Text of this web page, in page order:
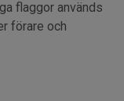
flaggor används
förare och